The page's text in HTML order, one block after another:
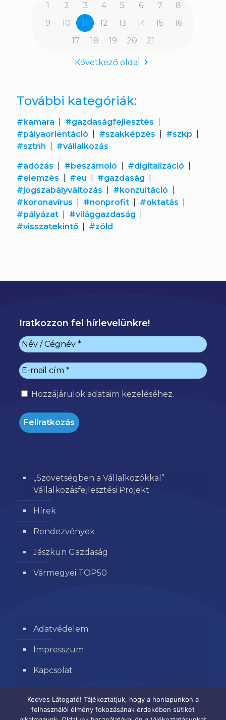
1 2 3 4 5 6 7
8
9
10 11 12 13 14 15
16
17
18 19 20 21
Következő oldal
További kategóriák:
#kamara #gazdaságfejlesztés
#pályaorientáció
#szakképzés #szkp
#sztnh
#vállalkozás
#adózás #beszámoló #digitalizáció
#elemzés
#eu #gazdaság
#jogszabályváltozás
#konzultáció
#koronavírus
#nonprofit #oktatás
#pályázat
#világgazdaság
#visszatekintő
#zöld
Iratkozzon fel hírlevelünkre!
Hozzájárulok adataim kezeléséhez.
„Szövetségben a Vállalkozókkal”
Vállalkozásfejlesztési Projekt
Hírek
Rendezvények
Jászkun Gazdaság
Vármegyei TOP50
Adatvédelem
Impresszum
Kapcsolat
Kedves Látogató! Tájékoztatjuk, hogy a honlapunkon a
felhasználói élmény fokozásának érdekében sütiket